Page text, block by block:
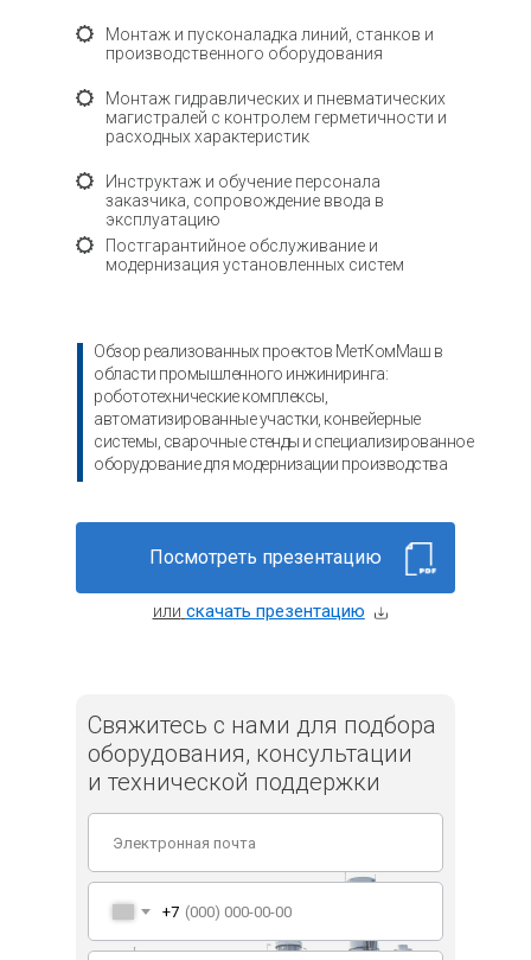
Монтаж и пусконаладка линий, станков и
производственного оборудования
Постгарантийное обслуживание и
модернизация установленных систем
Инструктаж и обучение персонала
заказчика, сопровождение ввода в
эксплуатацию
Монтаж гидравлических и пневматических
магистралей с контролем герметичности и
расходных характеристик
Обзор реализованных проектов МетКомМаш в
области промышленного инжиниринга:
робототехнические комплексы,
автоматизированные участки, конвейерные
системы, сварочные стенды и специализированное
оборудование для модернизации производства
Посмотреть презентацию
или скачать презентацию
Свяжитесь с нами для подбора
оборудования, консультации
и технической поддержки
+7